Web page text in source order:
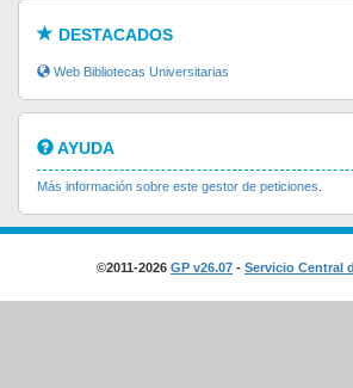
DESTACADOS
Web Bibliotecas Universitarias
AYUDA
Más información sobre este gestor de peticiones
©2011-2026 GP v26.07 - Servicio Central